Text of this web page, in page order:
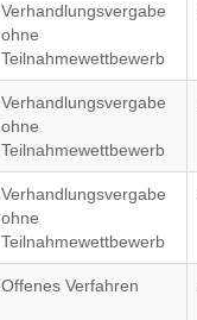
Verhandlungsvergabe
ohne
Teilnahmewettbewerb
Verhandlungsvergabe
ohne
Teilnahmewettbewerb
Verhandlungsvergabe
ohne
Teilnahmewettbewerb
Offenes Verfahren